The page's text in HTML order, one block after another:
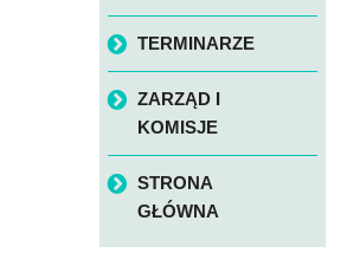
TERMINARZE
ZARZĄD I
KOMISJE
STRONA
GŁÓWNA